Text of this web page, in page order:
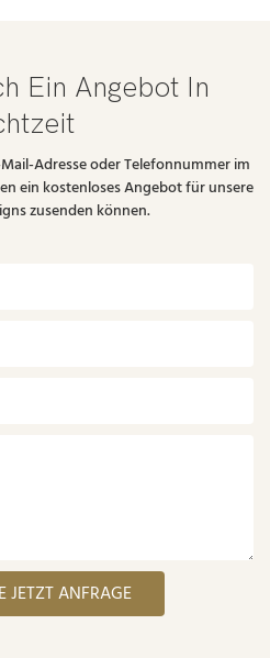
Ein Angebot In
Adresse oder Telefonnummer im
ein kostenloses Angebot für unsere
zusenden können.
JETZT ANFRAGE